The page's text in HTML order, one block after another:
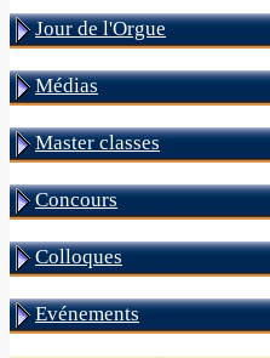
Jour de l'Orgue
Médias
Master classes
Concours
Colloques
Evénements